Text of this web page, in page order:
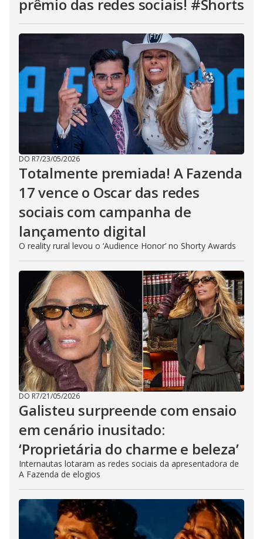
prêmio das redes sociais! #Shorts
DO R7/23/05/2026
Totalmente premiada! A Fazenda
17 vence o Oscar das redes
sociais com campanha de
lançamento digital
O reality rural levou o ‘Audience Honor’ no Shorty Awards
DO R7/21/05/2026
Galisteu surpreende com ensaio
em cenário inusitado:
‘Proprietária do charme e beleza’
Internautas lotaram as redes sociais da apresentadora de
A Fazenda de elogios